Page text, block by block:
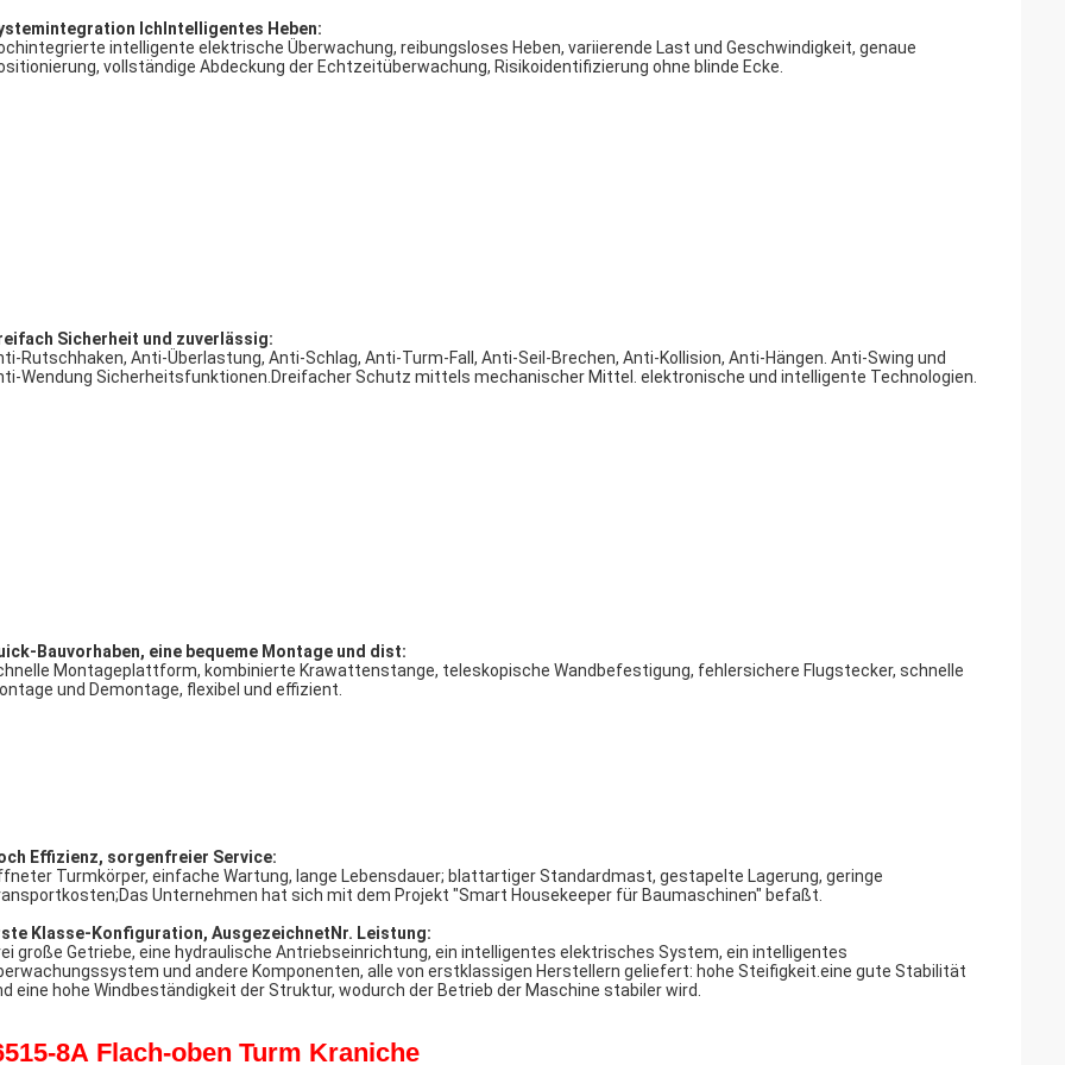
Kranich:
Schwerpunkt des Jackings ruht auf der Mitte des Turmkörpers, was die Installation, Entfernung und das Heben des Turmkrans
Rutschhaken, Anti-Überlastung, Anti-Schlag, Anti-Turm-Fall, Anti-Seil-Brechen, Anti-Kollision, Anti-Hängen. Anti-Swing und
Wendung Sicherheitsfunktionen.Dreifacher Schutz mittels mechanischer Mittel. elektronische und intelligente Technologien.